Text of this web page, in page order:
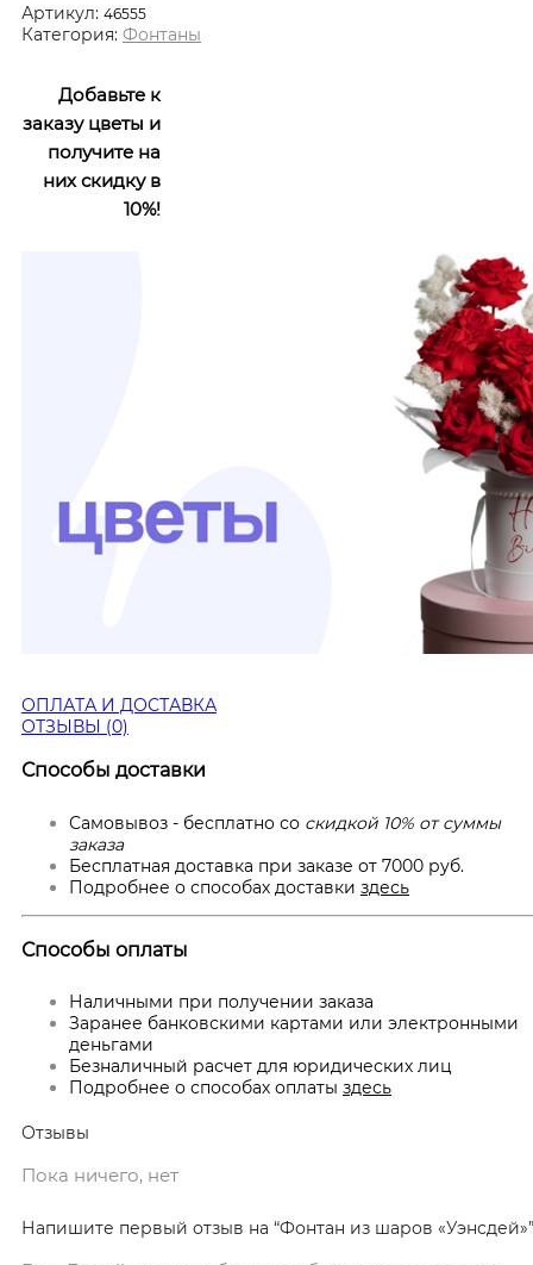
Артикул: 46555
Категория: Фонтаны
Добавьте к
заказу цветы и
получите на
них скидку в
10%!
ОПЛАТА И ДОСТАВКА
ОТЗЫВЫ (0)
Способы доставки
Самовывоз - бесплатно со скидкой 10% от суммы
заказа
Бесплатная доставка при заказе от 7000 руб.
Подробнее о способах доставки здесь
Способы оплаты
Наличными при получении заказа
Заранее банковскими картами или электронными
деньгами
Безналичный расчет для юридических лиц
Подробнее о способах оплаты здесь
Отзывы
Пока ничего, нет
Напишите первый отзыв на “Фонтан из шаров «Уэнсдей»”